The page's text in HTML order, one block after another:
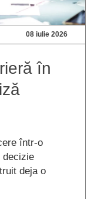
08 iulie 2026
în
într-o
decizie
deja o